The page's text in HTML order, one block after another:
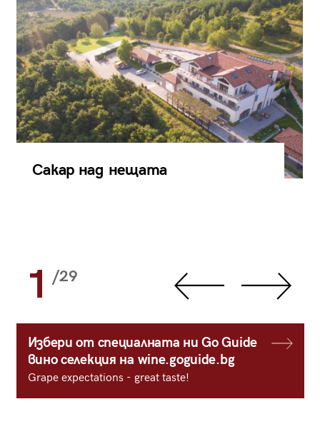
Сакар над нещата
1 /29
Избери от специалната ни Go Guide
вино селекция на wine.goguide.bg
Grape expectations - great taste!